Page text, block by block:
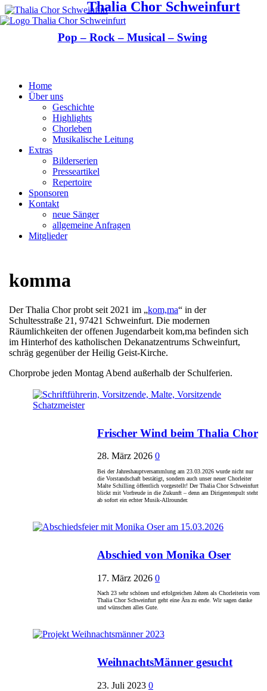
Thalia Chor Schweinfurt
Pop – Rock – Musical – Swing
Home
Über uns
Geschichte
Highlights
Chorleben
Musikalische Leitung
Extras
Bilderserien
Presseartikel
Repertoire
Sponsoren
Kontakt
neue Sänger
allgemeine Anfragen
Mitglieder
komma
Der Thalia Chor probt seit 2021 im „kom,ma“ in der
Schultesstraße 21, 97421 Schweinfurt. Die modernen
Räumlichkeiten der offenen Jugendarbeit kom,ma befinden sich
im Hinterhof des katholischen Dekanatzentrums Schweinfurt,
schräg gegenüber der Heilig Geist-Kirche.
Chorprobe jeden Montag Abend außerhalb der Schulferien.
Frischer Wind beim Thalia Chor
28. März 2026 0
Bei der Jahreshauptversammlung am 23.03.2026 wurde nicht nur
die Vorstandschaft bestätigt, sondern auch unser neuer Chorleiter
Malte Schilling öffentlich vorgestellt! Der Thalia Chor Schweinfurt
blickt mit Vorfreude in die Zukunft – denn am Dirigentenpult steht
ab sofort ein echter Musik-Allrounder.
Abschied von Monika Oser
17. März 2026 0
Nach 23 sehr schönen und erfolgreichen Jahren als Chorleiterin vom
Thalia Chor Schweinfurt geht eine Ära zu ende. Wir sagen danke
und wünschen alles Gute.
WeihnachtsMänner gesucht
23. Juli 2023 0